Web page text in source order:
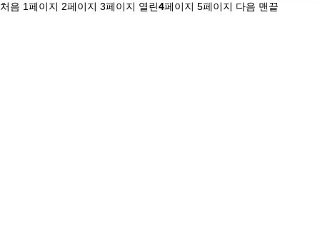
처음 1페이지 2페이지 3페이지 열린4페이지 5페이지 다음 맨끝